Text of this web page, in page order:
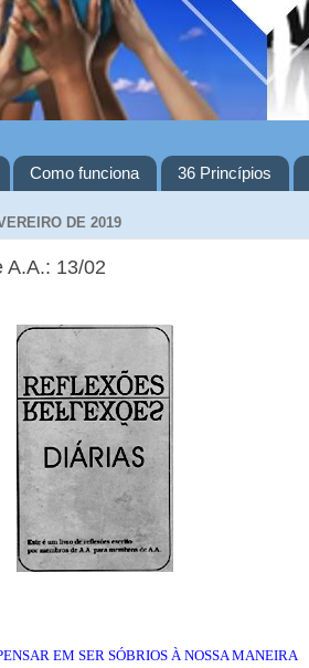
Como funciona 36 Princípios
DE 2019
A.A.: 13/02
EM SER SÓBRIOS À NOSSA MANEIRA